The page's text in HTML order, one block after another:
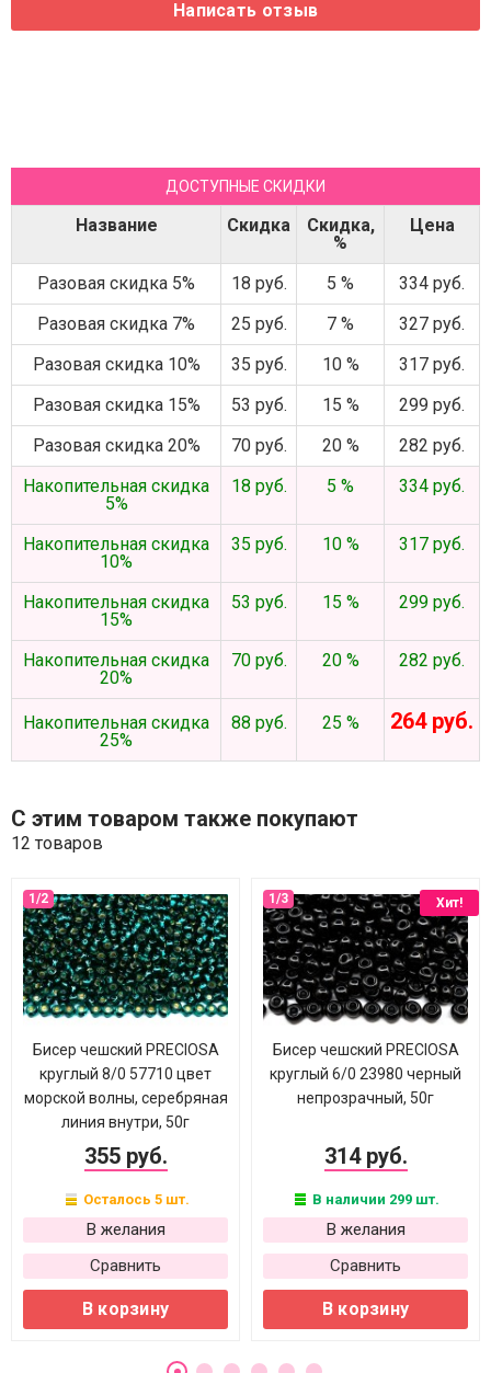
ДОСТУПНЫЕ СКИДКИ
Название Скидка
Скидка,
%
Цена
Разовая скидка 5% 18 руб. 5 %
334 руб.
Разовая скидка 7%
25 руб. 7 %
327 руб.
Разовая скидка 10%
35 руб. 10 %
317 руб.
Разовая скидка 15%
53 руб. 15 %
299 руб.
Разовая скидка 20%
70 руб. 20 %
282 руб.
Накопительная скидка
5%
18 руб. 5 % 334 руб.
Накопительная скидка
10%
35 руб. 10 % 317 руб.
Накопительная скидка
15%
53 руб. 15 % 299 руб.
Накопительная скидка
20%
70 руб. 20 % 282 руб.
Накопительная скидка
25%
88 руб. 25 % 264 руб.
С этим товаром также покупают
12 товаров
Бисер чешский PRECIOSA
круглый 8/0 57710 цвет
морской волны, серебряная
линия внутри, 50г
355 руб.
Осталось 5 шт.
В желания
Сравнить
В корзину
Хит!
Бисер чешский PRECIOSA
круглый 6/0 23980 черный
непрозрачный, 50г
314 руб.
В наличии 299 шт.
В желания
Сравнить
В корзину